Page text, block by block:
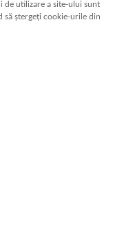
de utilizare a site-ului sunt
să ștergeți cookie-urile din